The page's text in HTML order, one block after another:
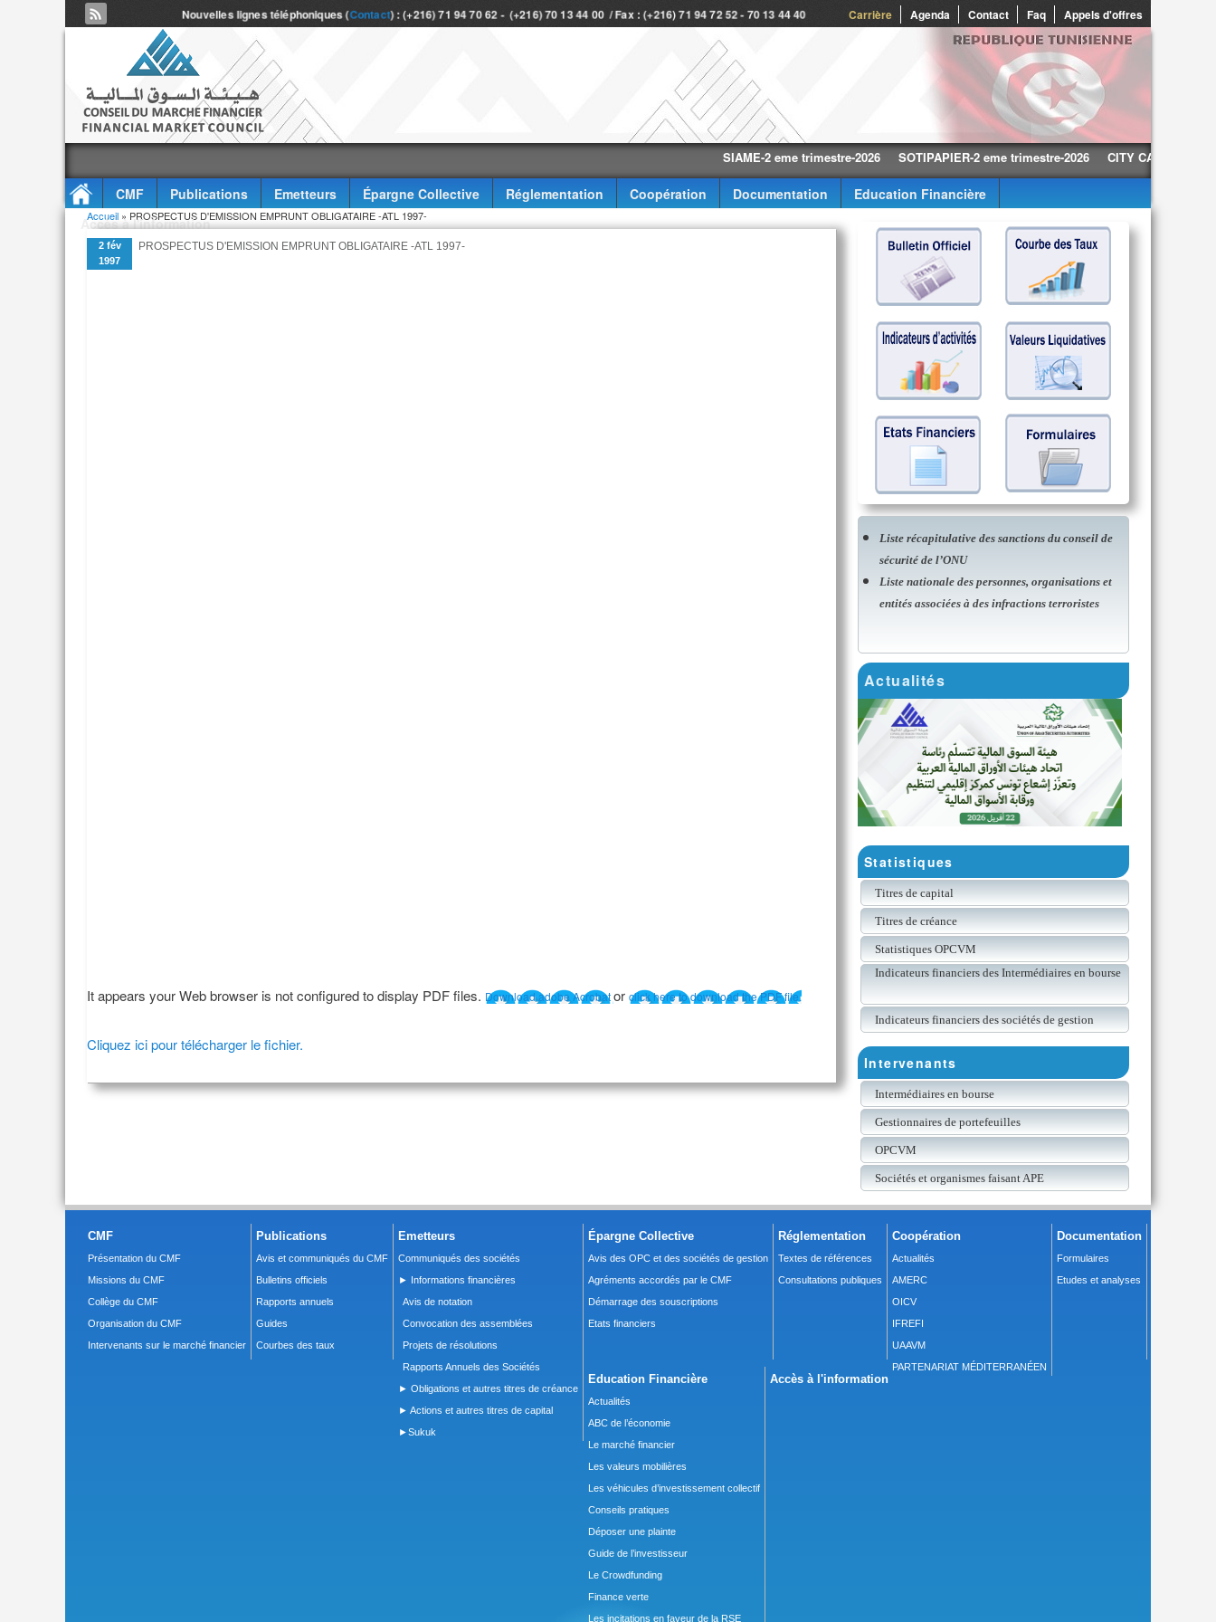
Carrière Agenda Contact Faq Appels d'offres
Nouvelles lignes téléphoniques (Contact) : (+216) 71 94 70 62 - (+216) 70 13 44 00 / Fax : (+216) 71 94 72 52 - 70 13 44 40
SIAME-2 eme trimestre-2026 SOTIPAPIER-2 eme trimestre-2026 CITY CARS-2 eme
CMF Publications Emetteurs Épargne Collective Réglementation Coopération Documentation
Education Financière
Accès à l'information
Vous êtes ici
Accueil » PROSPECTUS D'EMISSION EMPRUNT OBLIGATAIRE -ATL 1997-
2 fév
1997
PROSPECTUS D'EMISSION EMPRUNT OBLIGATAIRE -ATL 1997-
It appears your Web browser is not configured to display PDF files. Download adobe Acrobator click here to download the PDF file.
Cliquez ici pour télécharger le fichier.
Liste récapitulative des sanctions du conseil de
sécurité de l’ONU
Liste nationale des personnes, organisations et
entités associées à des infractions terroristes
Actualités
Statistiques
Titres de capital
Titres de créance
Statistiques OPCVM
Indicateurs financiers des Intermédiaires en bourse
Indicateurs financiers des sociétés de gestion
Intervenants
Intermédiaires en bourse
Gestionnaires de portefeuilles
OPCVM
Sociétés et organismes faisant APE
CMF
Présentation du CMF
Missions du CMF
Collège du CMF
Organisation du CMF
Intervenants sur le marché financier
Publications
Avis et communiqués du CMF
Bulletins officiels
Rapports annuels
Guides
Courbes des taux
Emetteurs
Communiqués des sociétés
► Informations financières
Avis de notation
Convocation des assemblées
Projets de résolutions
Rapports Annuels des Sociétés
► Obligations et autres titres de créance
► Actions et autres titres de capital
►Sukuk
Épargne Collective
Avis des OPC et des sociétés de gestion
Agréments accordés par le CMF
Démarrage des souscriptions
Etats financiers
Réglementation
Textes de références
Consultations publiques
Coopération
Actualités
AMERC
OICV
IFREFI
UAAVM
PARTENARIAT MÉDITERRANÉEN
Documentation
Formulaires
Etudes et analyses
Education Financière
Actualités
ABC de l’économie
Le marché financier
Les valeurs mobilières
Les véhicules d’investissement collectif
Conseils pratiques
Déposer une plainte
Guide de l’investisseur
Le Crowdfunding
Finance verte
Les incitations en faveur de la RSE
Accès à l'information